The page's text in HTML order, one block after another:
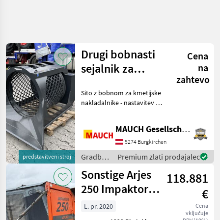
predstavitveni stroj
Drugi bobnasti
sejalnik za
nakladalnike
Cena
na
zahtevo
Sito z bobnom za kmetijske
nakladalnike - nastavitev in
mehanskih delov ni
potrebna - dvojni boben z
notranjim in z
MAUCH Gesellschaft m.b.H. & Co.KG
5274 Burgkirchen
Gradbeni
stroji /
Sonstige
Premium zlati prodajalec
Sonstige Arjes
250 Impaktor
evo
118.881
€
Cena
vključuje
L. pr. 2020